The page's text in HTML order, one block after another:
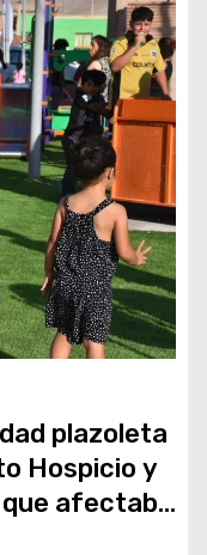
plazoleta
Hospicio y
afectaba